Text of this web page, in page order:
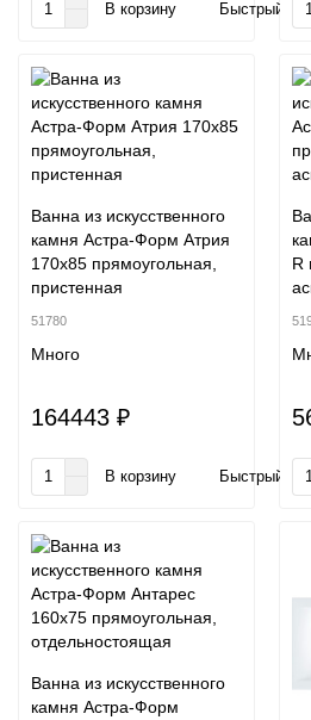
В корзину Быстрый
Ванна из искусственного
камня Астра-Форм Атрия
170x85 прямоугольная,
пристенная
51780
Много
164443 ₽
В корзину Быстрый
R
Ванна из искусственного
камня Астра-Форм